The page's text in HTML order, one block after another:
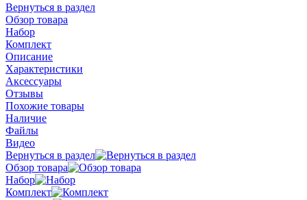
Вернуться в раздел
Обзор товара
Набор
Комплект
Описание
Характеристики
Аксессуары
Отзывы
Похожие товары
Наличие
Файлы
Видео
Вернуться в раздел
Обзор товара
Набор
Комплект